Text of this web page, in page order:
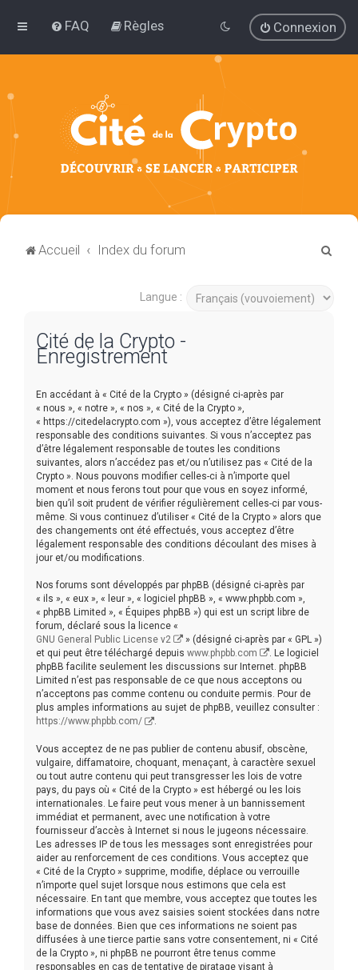
FAQ Règles Connexion
Accueil Index du forum
Langue :
Cité de la Crypto -
Enregistrement
En accédant à « Cité de la Crypto » (désigné ci-après par
« nous », « notre », « nos », « Cité de la Crypto »,
« https://citedelacrypto.com »), vous acceptez d’être légalement
responsable des conditions suivantes. Si vous n’acceptez pas
d’être légalement responsable de toutes les conditions
suivantes, alors n’accédez pas et/ou n’utilisez pas « Cité de la
Crypto ». Nous pouvons modifier celles-ci à n’importe quel
moment et nous ferons tout pour que vous en soyez informé,
bien qu’il soit prudent de vérifier régulièrement celles-ci par vous-
même. Si vous continuez d’utiliser « Cité de la Crypto » alors que
des changements ont été effectués, vous acceptez d’être
légalement responsable des conditions découlant des mises à
jour et/ou modifications.
Nos forums sont développés par phpBB (désigné ci-après par
« ils », « eux », « leur », « logiciel phpBB », « www.phpbb.com »,
« phpBB Limited », « Équipes phpBB ») qui est un script libre de
forum, déclaré sous la licence «
GNU General Public License v2
» (désigné ci-après par « GPL »)
et qui peut être téléchargé depuis www.phpbb.com
. Le logiciel
phpBB facilite seulement les discussions sur Internet. phpBB
Limited n’est pas responsable de ce que nous acceptons ou
n’acceptons pas comme contenu ou conduite permis. Pour de
plus amples informations au sujet de phpBB, veuillez consulter :
https://www.phpbb.com/
.
Vous acceptez de ne pas publier de contenu abusif, obscène,
vulgaire, diffamatoire, choquant, menaçant, à caractère sexuel
ou tout autre contenu qui peut transgresser les lois de votre
pays, du pays où « Cité de la Crypto » est hébergé ou les lois
internationales. Le faire peut vous mener à un bannissement
immédiat et permanent, avec une notification à votre
fournisseur d’accès à Internet si nous le jugeons nécessaire.
Les adresses IP de tous les messages sont enregistrées pour
aider au renforcement de ces conditions. Vous acceptez que
« Cité de la Crypto » supprime, modifie, déplace ou verrouille
n’importe quel sujet lorsque nous estimons que cela est
nécessaire. En tant que membre, vous acceptez que toutes les
informations que vous avez saisies soient stockées dans notre
base de données. Bien que ces informations ne soient pas
diffusées à une tierce partie sans votre consentement, ni « Cité
de la Crypto », ni phpBB ne pourront être tenus comme
responsables en cas de tentative de piratage visant à